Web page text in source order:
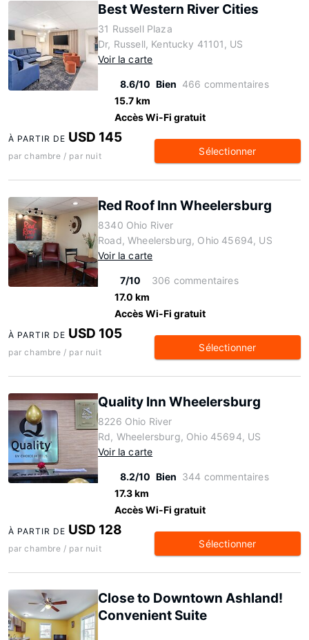
Best Western River Cities
31 Russell Plaza
Dr, Russell, Kentucky 41101, US
Voir la carte
8.6/10 Bien 466 commentaires
15.7 km
Accès Wi-Fi gratuit
À PARTIR DE USD 145
par chambre / par nuit Sélectionner
Red Roof Inn Wheelersburg
8340 Ohio River
Road, Wheelersburg, Ohio 45694, US
Voir la carte
7/10
306 commentaires
17.0 km
Accès Wi-Fi gratuit
À PARTIR DE USD 105
par chambre / par nuit Sélectionner
Quality Inn Wheelersburg
8226 Ohio River
Rd, Wheelersburg, Ohio 45694, US
Voir la carte
8.2/10 Bien 344 commentaires
17.3 km
Accès Wi-Fi gratuit
À PARTIR DE USD 128
par chambre / par nuit Sélectionner
Close to Downtown Ashland!
Convenient Suite